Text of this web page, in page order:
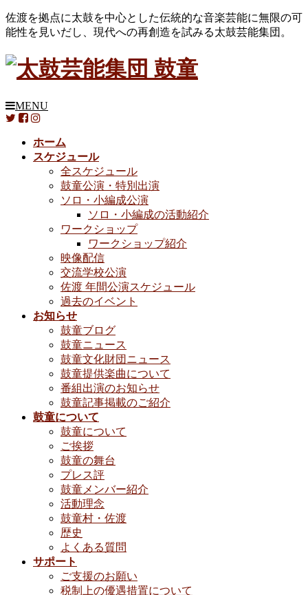
佐渡を拠点に太鼓を中心とした伝統的な音楽芸能に無限の可
能性を見いだし、現代への再創造を試みる太鼓芸能集団。
MENU
ホーム
スケジュール
全スケジュール
鼓童公演・特別出演
ソロ・小編成公演
ソロ・小編成の活動紹介
ワークショップ
ワークショップ紹介
映像配信
交流学校公演
佐渡 年間公演スケジュール
過去のイベント
お知らせ
鼓童ブログ
鼓童ニュース
鼓童文化財団ニュース
鼓童提供楽曲について
番組出演のお知らせ
鼓童記事掲載のご紹介
鼓童について
鼓童について
ご挨拶
鼓童の舞台
プレス評
鼓童メンバー紹介
活動理念
鼓童村・佐渡
歴史
よくある質問
サポート
ご支援のお願い
税制上の優遇措置について